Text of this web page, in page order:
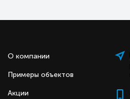
О компании
Примеры объектов
Акции